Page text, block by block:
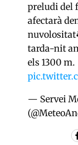
preludi del
afectarà
tarda-nit
els 1300 m.
— Servei